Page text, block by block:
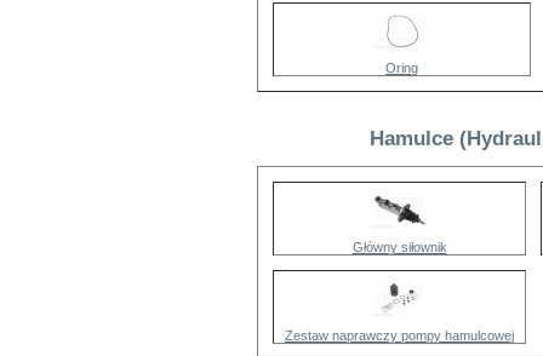
Oring
Hamulce
Główny siłownik
Zestaw naprawczy pompy hamulcowej